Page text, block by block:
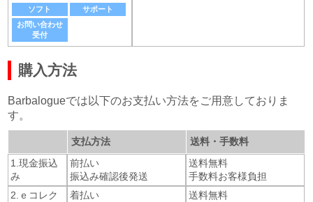
ソフト
サポート
お問い合わせ
受付
購入方法
Barbalogueでは以下のお支払い方法をご用意しておりま
す。
支払方法
送料・手数料
1.現金振込
み
前払い
振込み確認後発送
送料無料
手数料お客様負担
2.ｅコレク
着払い
送料無料